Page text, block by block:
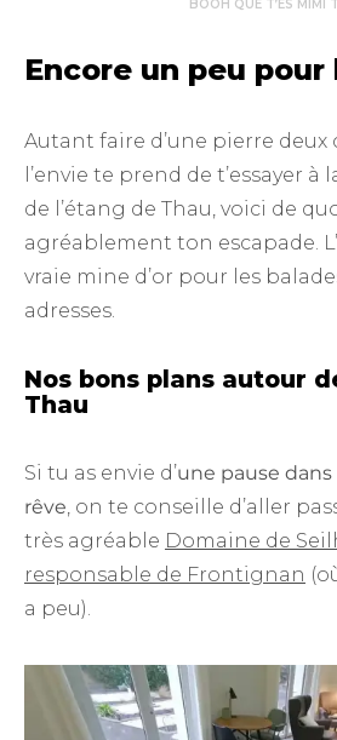
BOOH QUE T’ES MIMI
Encore un peu pour
Autant faire d’une pierre deux
l’envie te prend de t’essayer
de l’étang de Thau, voici de
agréablement ton escapade.
vraie mine d’or pour les
adresses.
Nos bons plans autour
Thau
Si tu as envie d’une pause
rêve, on te conseille d’aller
très agréable Domaine de
responsable de Frontignan
a peu).